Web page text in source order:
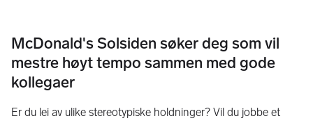
McDonald's Solsiden søker deg som vil
mestre høyt tempo sammen med gode
kollegaer
Er du lei av ulike stereotypiske holdninger? Vil du jobbe et